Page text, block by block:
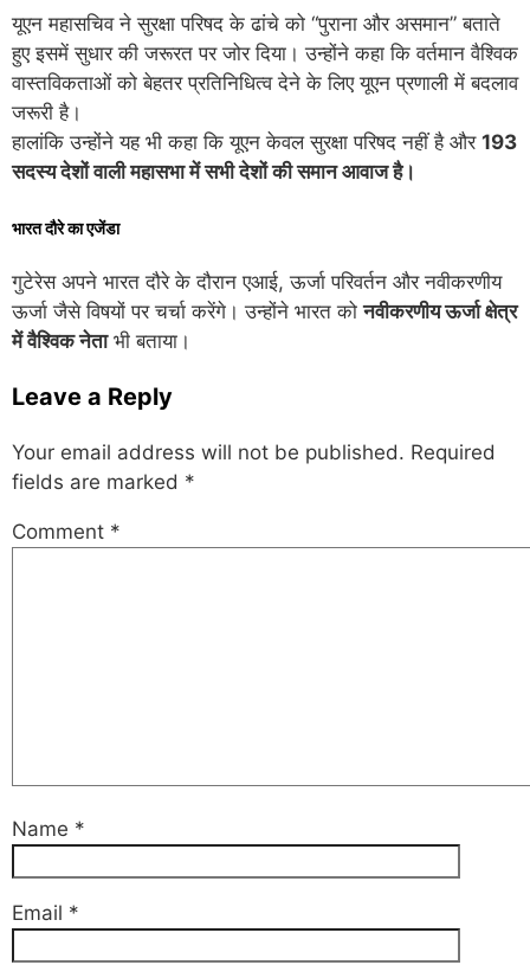
यूएन महासचिव ने सुरक्षा परिषद के ढांचे को “पुराना और असमान” बताते
हुए इसमें सुधार की जरूरत पर जोर दिया। उन्होंने कहा कि वर्तमान वैश्विक
वास्तविकताओं को बेहतर प्रतिनिधित्व देने के लिए यूएन प्रणाली में बदलाव
जरूरी है।
हालांकि उन्होंने यह भी कहा कि यूएन केवल सुरक्षा परिषद नहीं है और 193
सदस्य देशों वाली महासभा में सभी देशों की समान आवाज है।
भारत दौरे का एजेंडा
गुटेरेस अपने भारत दौरे के दौरान एआई, ऊर्जा परिवर्तन और नवीकरणीय
ऊर्जा जैसे विषयों पर चर्चा करेंगे। उन्होंने भारत कोनवीकरणीय ऊर्जा क्षेत्र
में वैश्विक नेताभी बताया।
Leave a Reply
Your email address will not be published. Required
fields are marked *
Comment *
Name *
Email *